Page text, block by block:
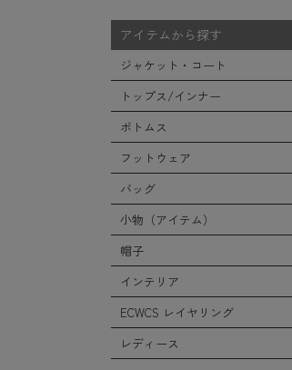
アイテムから探す
ジャケット・コート
全てのジャケット・コート
LEVEL7
フライトジャケット
M-65ジャケット
タンカースジャケット
コート
フリースジャケット
レザーアウター
ジャケットライナー
トップス/インナー
全てのトップス/インナー
Tシャツ
シャツ
スウェット/パーカー
セーター/カーディガン
ベスト
タンクトップ
ボトムス
全てのボトムス
カーゴパンツ
デニムパンツ
チノ，ワークパンツ
ファティーグパンツ
ナイロンパンツ
スウェットパンツ
ショートパンツ
アンダー（下着）
フットウェア
全てのフットウェア
ブーツ
シューズ・スニーカー
サンダル
レインシューズ・ブーツ
ソックス/靴下
バッグ
全てのバッグ
リュックサック
ショルダーバッグ
ヘルメットバッグ
トートバッグ
小物（アイテム）
全ての小物（アイテム）
グローブ（手袋）
防寒物（ネックウォーマーetc）
傘/ポンチョ
ミリタリーウォッチ
帽子
全ての帽子
キャップ
ハット
ニット帽（ビーニー）
インテリア
全てのインテリア
デスク、椅子、家具
ECWCS レイヤリング
全てのECWCS
レディース